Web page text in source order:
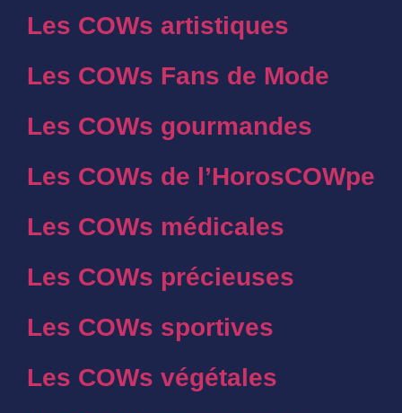
Les COWs artistiques
Les COWs Fans de Mode
Les COWs gourmandes
Les COWs de l’HorosCOWpe
Les COWs médicales
Les COWs précieuses
Les COWs sportives
Les COWs végétales